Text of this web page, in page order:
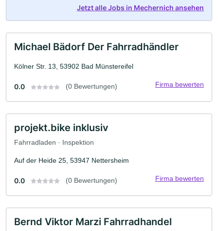
Jetzt alle Jobs in Mechernich ansehen
Michael Bädorf Der Fahrradhändler
Kölner Str. 13, 53902 Bad Münstereifel
0.0 (0 Bewertungen) Firma bewerten
projekt.bike inklusiv
Fahrradladen · Inspektion
Auf der Heide 25, 53947 Nettersheim
0.0 (0 Bewertungen) Firma bewerten
Bernd Viktor Marzi Fahrradhandel